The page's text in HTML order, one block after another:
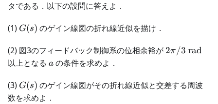
タである．以下の設問に答えよ．
(1) G(s)
G(s) のゲイン線図の折れ線近似を描け．
(2) 図3のフィードバック制御系の位相余裕が 2\pi/3 \
2π/3 rad
以上となる a
a の条件を求めよ．
(3) G(s)
G(s) のゲイン線図がその折れ線近似と交差する周波
数を求めよ．